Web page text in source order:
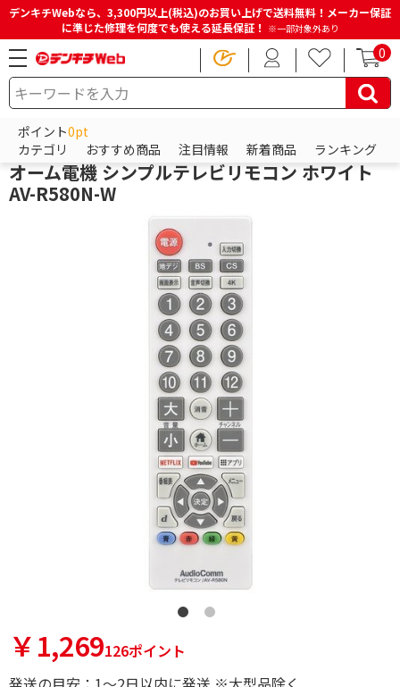
デンキチWebなら、3,300円以上(税込)のお買い上げで送料無料！メーカー保証
に準じた修理を何度でも使える延長保証！ ※一部対象外あり
0
ポイント0pt
カテゴリ
おすすめ商品 注目情報 新着商品 ランキング
HOME 商品一覧ページ テレビ・レコーダー
オーム電機
オーム電機 シンプルテレビリモコン ホワイト
AV-R580N-W
￥1,269126ポイント